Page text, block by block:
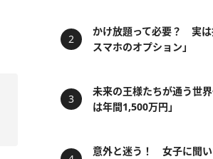
かけ放題って必要？ 実は
スマホのオプション」
未来の王様たちが通う世
は年間1,500万円」
意外と迷う！ 女子に聞